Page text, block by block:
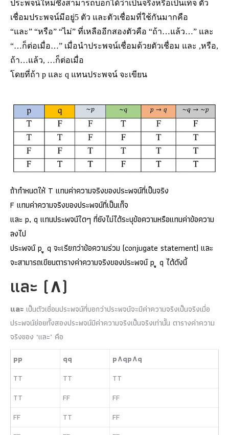
ประพจน์ใหม่ซึ่งสามารถบอกได้ว่าเป็นจริงหรือเป็นเท็จ ตัว
เชื่อมประพจน์มีอยู่5 ตัว และตัวเชื่อมที่ใช้กันมากคือ
“และ” “หรือ” “ไม่” ที่เหลืออีกสองตัวคือ “ถ้า…แล้ว…” และ
“…ก็ต่อเมื่อ…” เมื่อนำประพจน์เชื่อมด้วยตัวเชื่อม และ ,หรือ,
ถ้า…แล้ว, …ก็ต่อเมื่อ
โดยที่ถ้า p และ q แทนประพจน์ จะเขียน
ถ้ากำหนดให้ T แทนค่าความจริงของประพจน์ที่เป็นจริง
F แทนค่าความจริงของประพจน์ที่เป็นเท็จ
และ p, q แทนประพจน์ใดๆ ที่ยังไม่ได้ระบุข้อความหรือแทนค่าข้อความ
ลงไป
ประพจน์ p ู q จะเรียกว่าข้อความร่วม (conjugate statement) และ
จะสามารถเขียนตารางค่าความจริงของประพจน์ p ู q ได้ดังนี้
และ (∧)
และ เป็นตัวเชื่อมประพจน์ที่บอกว่าประพจน์จะมีค่าความจริงเป็นจริงเมื่อ
ประพจน์ย่อยทั้งสองประพจน์มีค่าความจริงเป็นจริงเท่านั้น ตารางค่าความ
จริงของ ‘และ’ คือ
pp qq p∧qp∧q
TT TT TT
TT FF FF
FF TT FF